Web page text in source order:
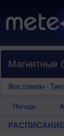
Магнитные
Все страны ›
Погода